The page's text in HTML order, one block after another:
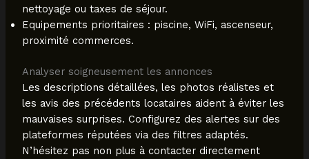
nettoyage ou taxes de séjour.
Equipements prioritaires : piscine, WiFi, ascenseur,
proximité commerces.
Analyser soigneusement les annonces
Les descriptions détaillées, les photos réalistes et
les avis des précédents locataires aident à éviter les
mauvaises surprises. Configurez des alertes sur des
plateformes réputées via des filtres adaptés.
N’hésitez pas non plus à contacter directement